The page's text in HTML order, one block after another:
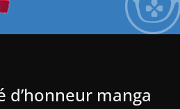
d’honneur manga